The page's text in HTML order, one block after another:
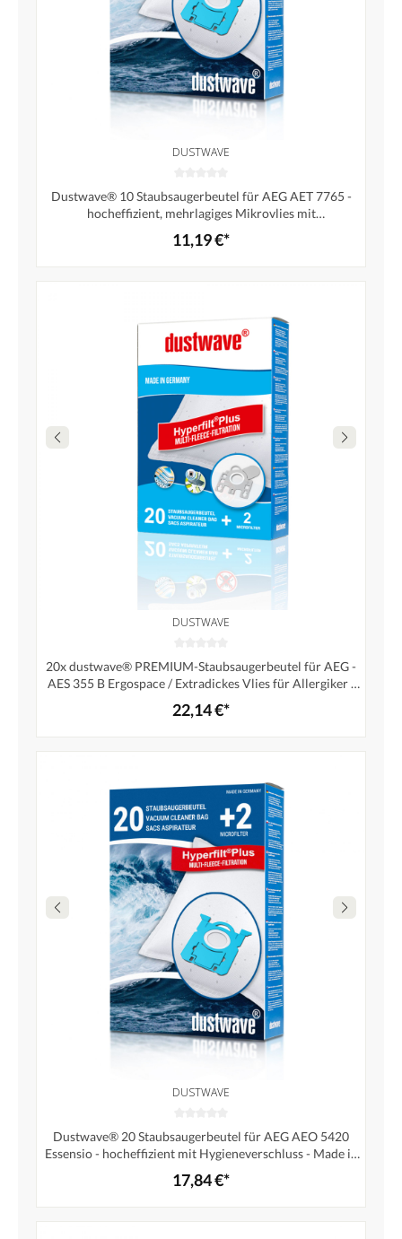
DUSTWAVE
Dustwave® 10 Staubsaugerbeutel für AEG AET 7765 -
hocheffizient, mehrlagiges Mikrovlies mit
Hygieneverschluss - Made in Germany
11,19 €*
DUSTWAVE
20x dustwave® PREMIUM-Staubsaugerbeutel für AEG -
AES 355 B Ergospace / Extradickes Vlies für Allergiker -
Markenstaubfiltertüten "MicrofiltPlus®" Made in
Germany + 2 Microfilter
22,14 €*
DUSTWAVE
Dustwave® 20 Staubsaugerbeutel für AEG AEO 5420
Essensio - hocheffizient mit Hygieneverschluss - Made in
Germany
17,84 €*